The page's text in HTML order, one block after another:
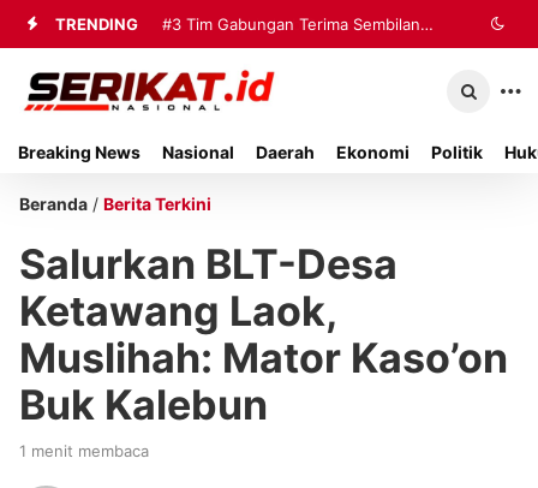
TRENDING #3 Tim Gabungan Terima Sembilan
Korban Evakuasi KM Mutiara Sentosa
Breaking News Nasional Daerah Ekonomi Politik
Beranda / Berita Terkini
Salurkan BLT-Desa
Ketawang Laok,
Muslihah: Mator Kaso’on
Buk Kalebun
1 menit membaca